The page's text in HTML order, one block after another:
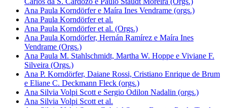
Ana Paula Korndörfer e Maíra Ines Vendrame (orgs.)
Ana Paula Korndörfer et al.
Ana Paula Korndörfer et al. (Orgs.)
Ana Paula Korndörfer, Hernán Ramírez e Maíra Ines
Vendrame (Orgs.)
Ana Paula M. Stahlschmidt, Martha W. Hoppe e Viviane F.
Silveira (Orgs.)
Ana P. Korndörfer, Daiane Rossi, Cristiano Enrique de Brum
e Eliane C. Deckmann Fleck (orgs.)
Ana Silvia Volpi Scott e Sergio Odilon Nadalin (orgs.)
Ana Silvia Volpi Scott et al.